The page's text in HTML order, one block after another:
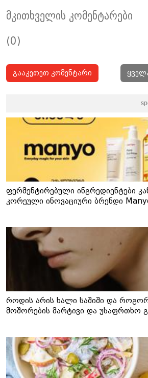
მკითხველის კომენტარები
(0)
გააკეთეთ კომენტარი
ფერმენტირებული ინგრედიენტები
კორეული ინოვაციური ბრენდი
როდის არის ხალი საშიში და
მოშორების მარტივი და უსაფრთხო